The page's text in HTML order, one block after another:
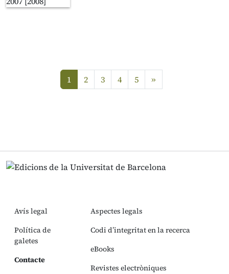
1
2 3 4 5 »següent
Avís legal
Política de
galetes
Contacte
Aspectes legals
Codi d’integritat en la recerca
eBooks
Revistes electròniques